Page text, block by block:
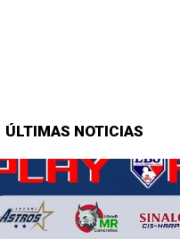
ÚLTIMAS NOTICIAS